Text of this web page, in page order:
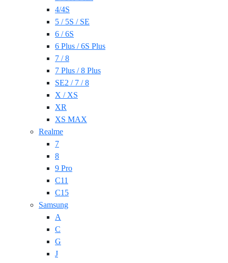
4/4S
5 / 5S / SE
6 / 6S
6 Plus / 6S Plus
7 / 8
7 Plus / 8 Plus
SE2 / 7 / 8
X / XS
XR
XS MAX
Realme
7
8
9 Pro
C11
C15
Samsung
A
C
G
J